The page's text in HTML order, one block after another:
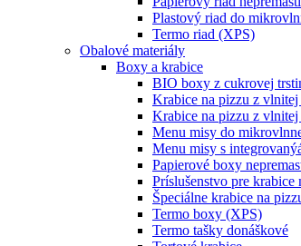
Plastový riad do
Termo riad (XPS)
Obalové materiály
Boxy a krabice
BIO boxy z cukrovej
Krabice na pizzu z
Krabice na pizzu z
Menu misy do
Menu misy s
Papierové boxy
Príslušenstvo pre krabice
Špeciálne krabice na
Termo boxy (XPS)
Termo tašky donáškové